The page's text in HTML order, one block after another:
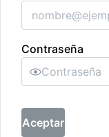
Contraseña
Aceptar